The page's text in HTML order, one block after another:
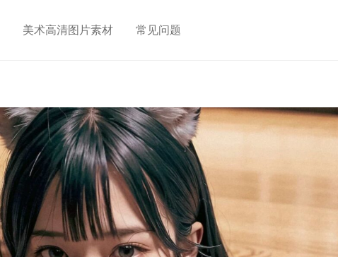
美术高清图片素材 常见问题